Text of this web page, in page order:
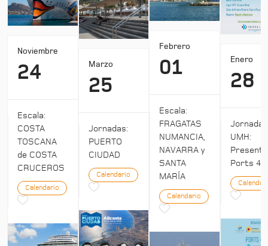
Noviembre
24
Escala:
COSTA
TOSCANA
de COSTA
CRUCEROS
Calendario
Marzo
25
Jornadas:
PUERTO
CIUDAD
Calendario
Febrero
01
Escala:
FRAGATAS
NUMANCIA,
NAVARRA y
SANTA
MARÍA
Calendario
Enero
28
Jornadas
UMH:
Ports 4:0